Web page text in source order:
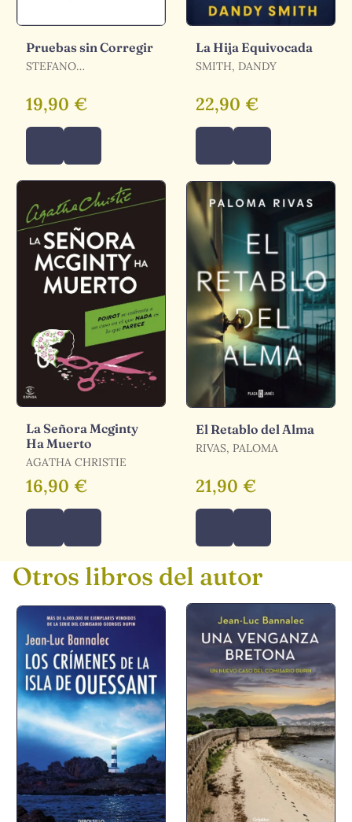
Pruebas sin Corregir
STEFANO
MAURO TAMBURINI
19,90 €
La Hija Equivocada
SMITH, DANDY
22,90 €
La Señora Mcginty
Ha Muerto
AGATHA CHRISTIE
16,90 €
El Retablo del Alma
RIVAS, PALOMA
21,90 €
Otros libros del autor